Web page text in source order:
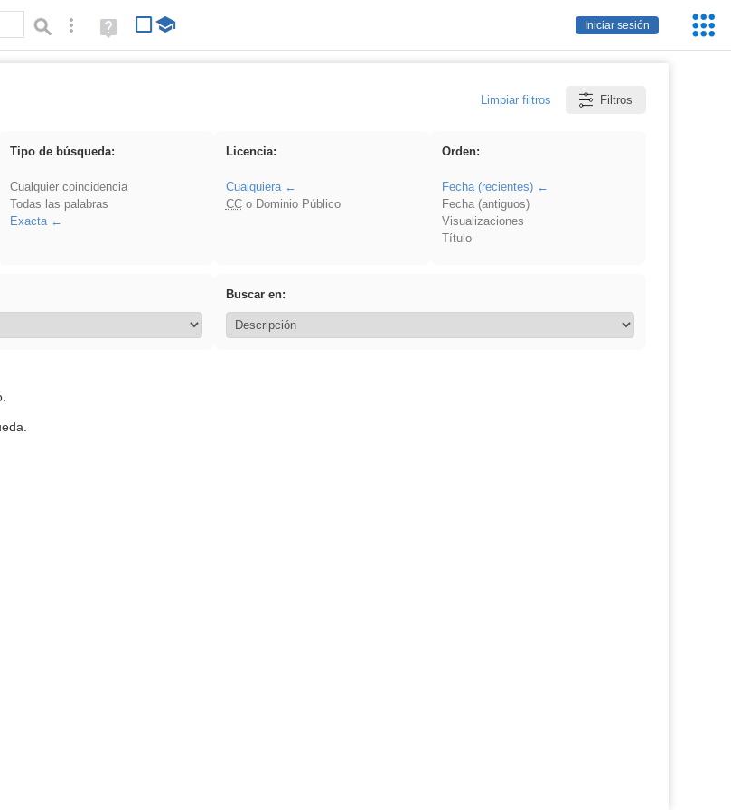
Iniciar sesión
Búsqueda avanzada
Ayuda
(en
Limpiar filtros Filtros
Tipo de búsqueda:
Cualquier coincidencia
Todas las palabras
Exacta
Licencia:
Cualquiera
CCo Dominio Público
Orden:
Fecha (recientes)
Fecha (antiguos)
Visualizaciones
Título
Buscar en: